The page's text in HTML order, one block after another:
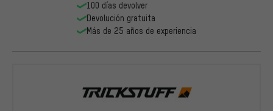
100 días devolver
Devolución gratuita
Más de 25 años de experiencia